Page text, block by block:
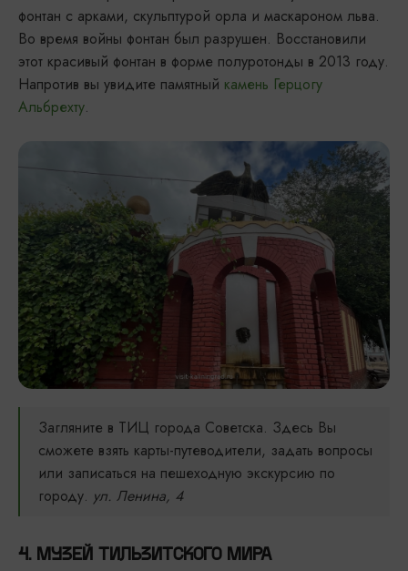
фонтан с арками, скульптурой орла и маскароном льва.
Во время войны фонтан был разрушен. Восстановили
этот красивый фонтан в форме полуротонды в 2013 году.
Напротив вы увидите памятный камень Герцогу
Альбрехту.
Загляните в ТИЦ города Советска. Здесь Вы
сможете взять карты-путеводители, задать вопросы
или записаться на пешеходную экскурсию по
городу. ул. Ленина, 4
4. МУЗЕЙ ТИЛЬЗИТСКОГО МИРА